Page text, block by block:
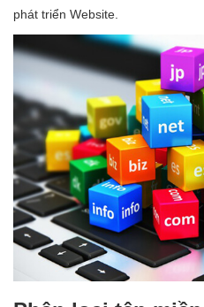
phát triển Website.